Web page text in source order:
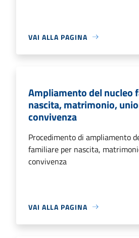
VAI ALLA PAGINA
Ampliamento del nucleo
nascita, matrimonio,
convivenza
Procedimento di ampliamento
familiare per nascita,
convivenza
VAI ALLA PAGINA